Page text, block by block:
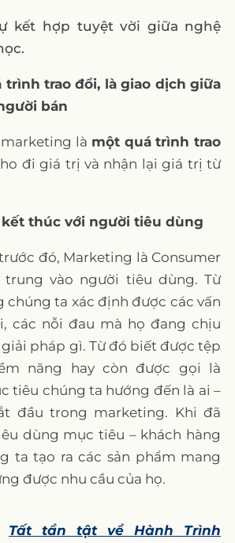
kết hợp tuyệt vời giữa nghệ
trình trao đổi, là giao dịch giữa
bán
là một quá trình trao
đi giá trị và nhận lại giá trị từ
kết thúc với người tiêu dùng
đó, Marketing là Consumer
trung vào người tiêu dùng. Từ
chúng ta xác định được các vấn
các nỗi đau mà họ đang chịu
pháp gì. Từ đó biết được tệp
năng hay còn được gọi là
tiêu chúng ta hướng đến là ai –
đầu trong marketing. Khi đã
dùng mục tiêu – khách hàng
ta tạo ra các sản phẩm mang
được nhu cầu của họ.
Tất tần tật về Hành Trình